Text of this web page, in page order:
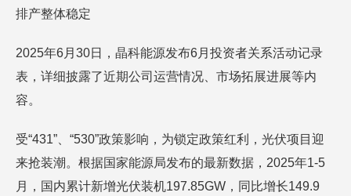
排产整体稳定
2025年6月30日，晶科能源发布6月投资者关系活动记录
表，详细披露了近期公司运营情况、市场拓展进展等内
容。
受“431”、“530”政策影响，为锁定政策红利，光伏项目迎
来抢装潮。根据国家能源局发布的最新数据，2025年1-5
月，国内累计新增光伏装机197.85GW，同比增长149.9